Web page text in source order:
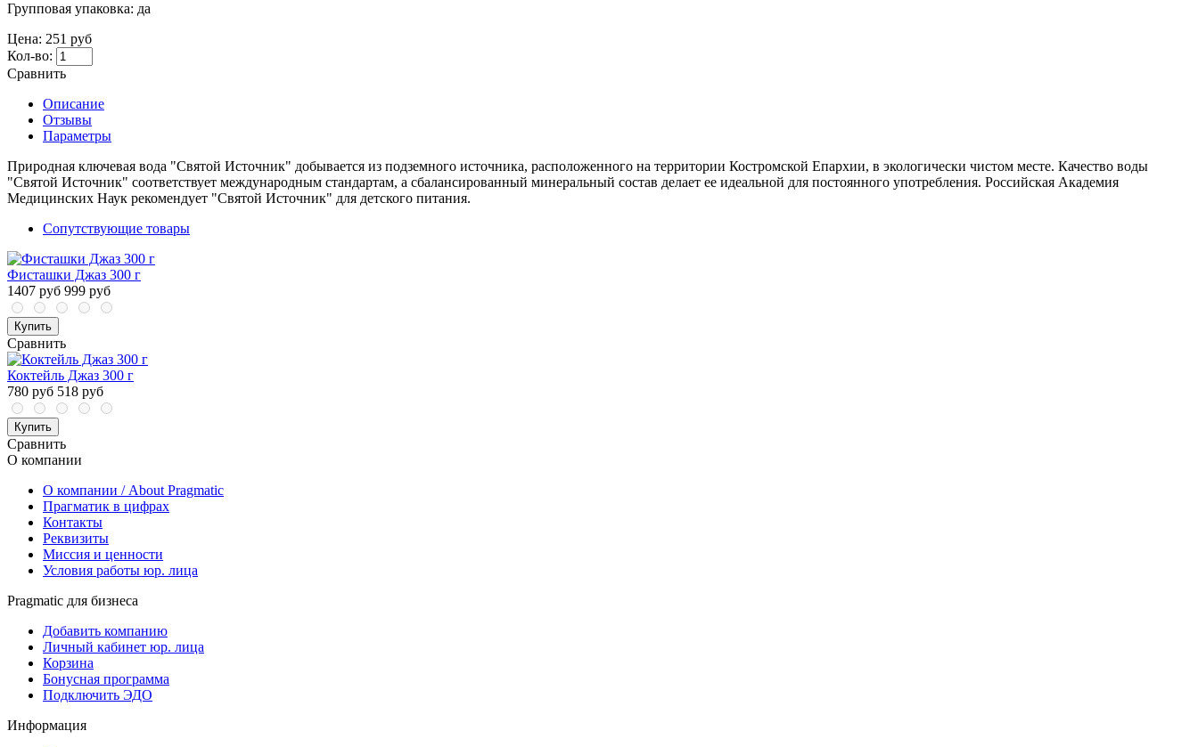
Групповая упаковка: да
Цена: 251 руб
Кол-во:
Сравнить
Описание
Отзывы
Параметры
Природная ключевая вода "Святой Источник" добывается из подземного источника, расположенного на территории Костромской Епархии, в экологически чистом месте. Качество воды
"Святой Источник" соответствует международным стандартам, а сбалансированный минеральный состав делает ее идеальной для постоянного употребления. Российская Академия
Медицинских Наук рекомендует "Святой Источник" для детского питания.
Сопутствующие товары
Фисташки Джаз 300 г
1407 руб 999 руб
Купить
Сравнить
Коктейль Джаз 300 г
780 руб 518 руб
Купить
Сравнить
О компании
О компании / About Pragmatic
Прагматик в цифрах
Контакты
Реквизиты
Миссия и ценности
Условия работы юр. лица
Pragmatic для бизнеса
Добавить компанию
Личный кабинет юр. лица
Корзина
Бонусная программа
Подключить ЭДО
Информация